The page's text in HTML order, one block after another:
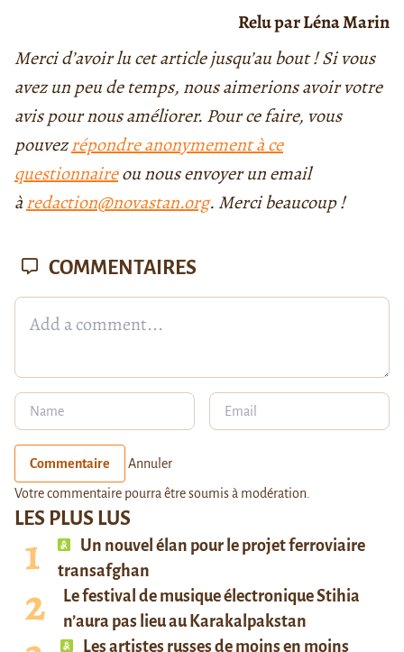
Relu par Léna Marin
Merci d’avoir lu cet article jusqu’au bout ! Si vous
avez un peu de temps, nous aimerions avoir votre
avis pour nous améliorer. Pour ce faire, vous
pouvezrépondre anonymement à ce
questionnaireou nous envoyer un email
àredaction@novastan.org. Merci beaucoup !
LES PLUS LUS
Un nouvel élan pour le projet ferroviaire
transafghan
Le festival de musique électronique Stihia
n’aura pas lieu au Karakalpakstan
Les artistes russes de moins en moins
COMMENTAIRES
Commentaire Annuler
Votre commentaire pourra être soumis à modération.